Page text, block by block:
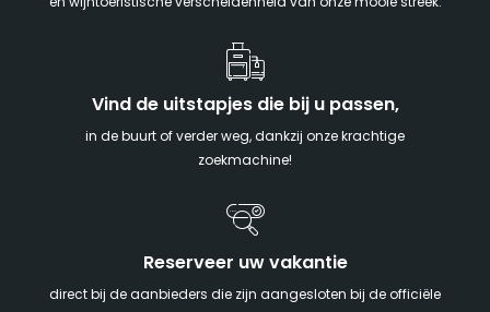
Vind de uitstapjes die bij u passen,
in de buurt of verder weg, dankzij onze krachtige
zoekmachine!
Reserveer uw vakantie
direct bij de aanbieders die zijn aangesloten bij de officiële